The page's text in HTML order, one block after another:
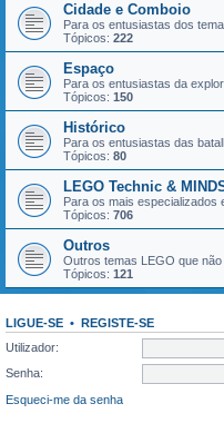
Cidade e Comboio
Para os entusiastas dos
Tópicos: 222
Espaço
Para os entusiastas da
Tópicos: 150
Histórico
Para os entusiastas das
Tópicos: 80
LEGO Technic &
Para os mais especializados
Tópicos: 706
Outros
Outros temas LEGO que
Tópicos: 121
LIGUE-SE • REGISTE-SE
Utilizador:
Senha:
Esqueci-me da senha